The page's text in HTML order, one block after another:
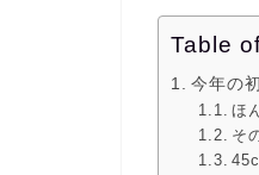
Table
今年の
ほ
そ